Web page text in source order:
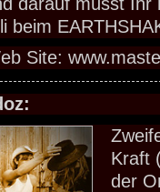
darauf müsst Ihr
beim
Site:
Kraft
der